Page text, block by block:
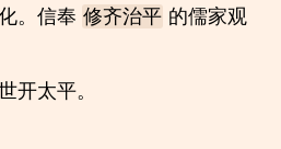
。信奉 修齐治平 的儒家观
开太平。